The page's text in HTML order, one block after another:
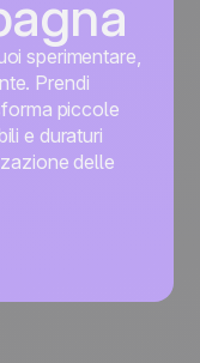
sperimentare,
Prendi
piccole
e duraturi
delle